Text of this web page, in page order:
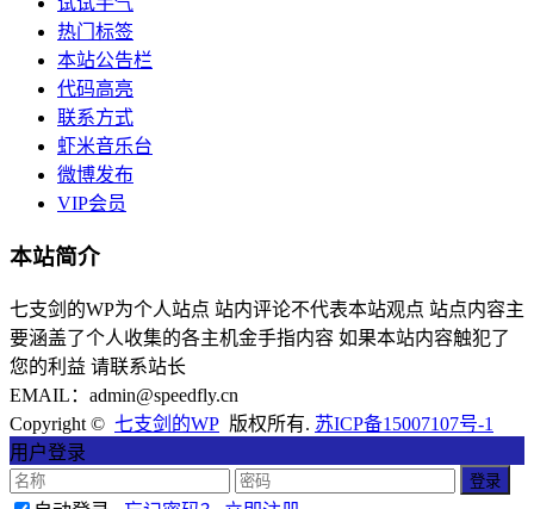
热门标签
本站公告栏
代码高亮
联系方式
虾米音乐台
微博发布
VIP会员
本站简介
七支剑的WP为个人站点 站内评论不代表本站观点 站点内容主
要涵盖了个人收集的各主机金手指内容 如果本站内容触犯了
您的利益 请联系站长
EMAIL：admin@speedfly.cn
Copyright © 七支剑的WP 版权所有. 苏ICP备15007107号-1
用户登录